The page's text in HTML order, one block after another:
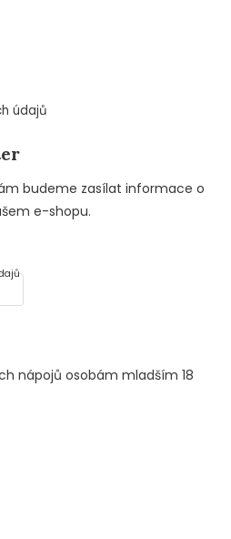
údajů
budeme zasílat informace o
e-shopu.
nápojů osobám mladším 18